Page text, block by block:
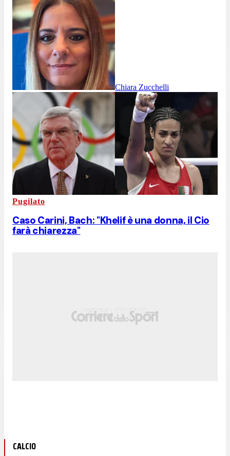
Chiara Zucchelli
Pugilato
Caso Carini, Bach: "Khelif è una donna, il Cio
farà chiarezza"
CALCIO